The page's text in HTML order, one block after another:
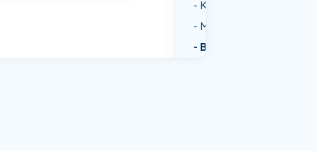
Kunst & Cultuur
Muziek
Bekijk alle categorieën